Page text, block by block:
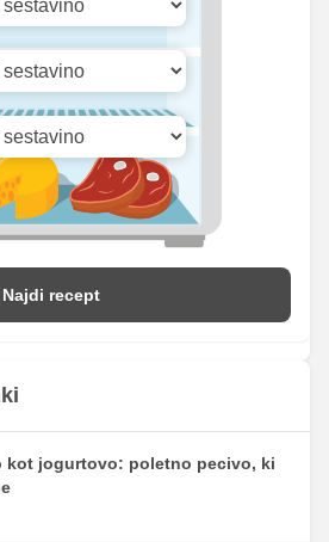
Najdi recept
kot jogurtovo: poletno pecivo, ki